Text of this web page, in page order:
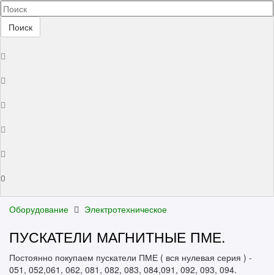
Поиск
0
Оборудование Электротехническое
ПУСКАТЕЛИ МАГНИТНЫЕ ПМЕ.
Постоянно покупаем пускатели ПМЕ ( вся нулевая серия ) -
051, 052,061, 062, 081, 082, 083, 084,091, 092, 093, 094.